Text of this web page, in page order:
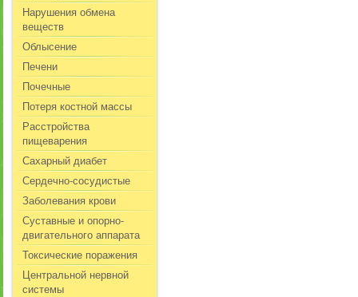
Нарушения обмена
веществ
Облысение
Печени
Почечные
Потеря костной массы
Расстройства
пищеварения
Сахарный диабет
Сердечно-сосудистые
Заболевания крови
Суставные и опорно-
двигательного аппарата
Токсические поражения
Центральной нервной
системы